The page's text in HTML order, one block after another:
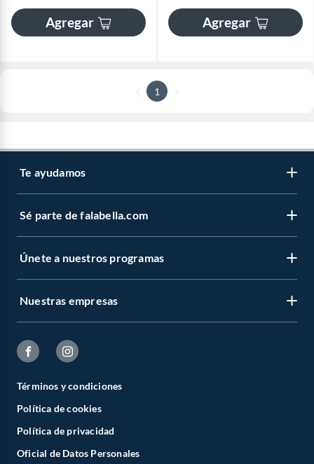
Agregar Agregar
1
Te ayudamos
Sé parte de falabella.com
Únete a nuestros programas
Nuestras empresas
Términos y condiciones
Política de cookies
Política de privacidad
Oficial de Datos Personales